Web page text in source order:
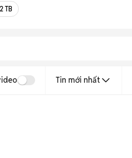
TB
Tin mới nhất